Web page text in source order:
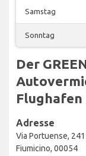
Samstag
Sonntag
Der
Flughafen
Adresse
Via Portuense,
Fiumicino, 00054